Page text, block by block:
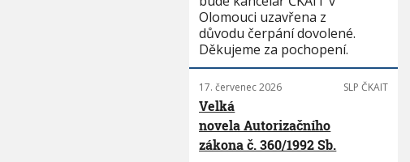
Olomouci uzavřena z
důvodu čerpání dovolené.
Děkujeme za pochopení.
17. červenec 2026 SLP ČKAIT
Velká
novela Autorizačního
zákona č. 360/1992 Sb.